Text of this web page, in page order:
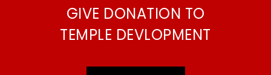
GIVE DONATION TO
TEMPLE DEVLOPMENT